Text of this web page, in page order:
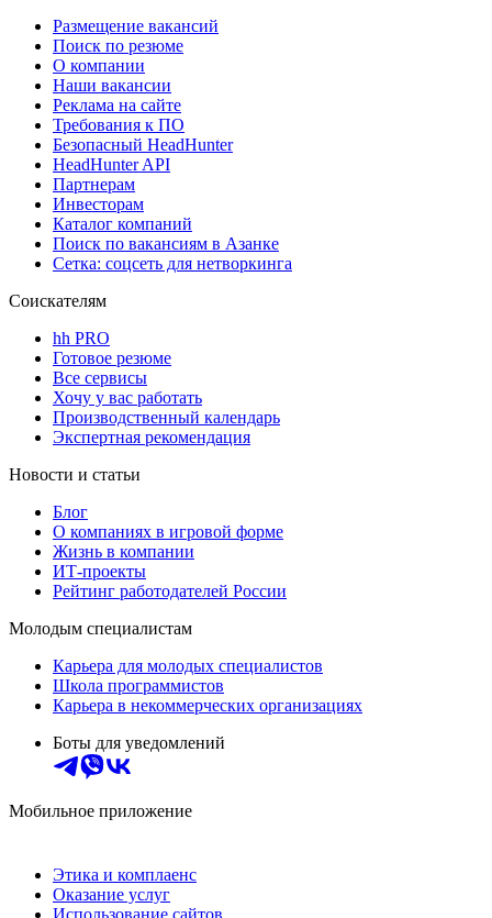
Размещение вакансий
Поиск по резюме
О компании
Наши вакансии
Реклама на сайте
Требования к ПО
Безопасный HeadHunter
HeadHunter API
Партнерам
Инвесторам
Каталог компаний
Поиск по вакансиям в Азанке
Сетка: соцсеть для нетворкинга
Соискателям
hh PRO
Готовое резюме
Все сервисы
Хочу у вас работать
Производственный календарь
Экспертная рекомендация
Новости и статьи
Блог
О компаниях в игровой форме
Жизнь в компании
ИТ-проекты
Рейтинг работодателей России
Молодым специалистам
Карьера для молодых специалистов
Школа программистов
Карьера в некоммерческих организациях
Боты для уведомлений
Мобильное приложение
Этика и комплаенс
Оказание услуг